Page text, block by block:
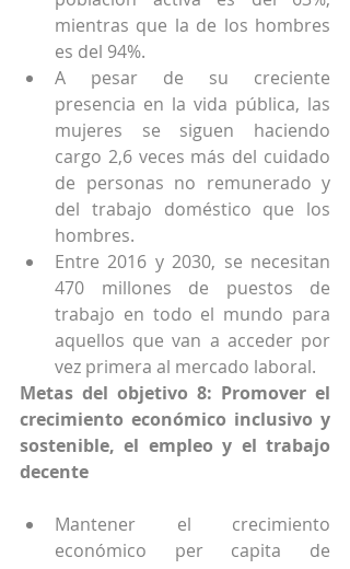
mientras que la de los hombres
es del 94%.
A pesar de su creciente
presencia en la vida pública, las
mujeres se siguen haciendo
cargo 2,6 veces más del cuidado
de personas no remunerado y
del trabajo doméstico que los
hombres.
Entre 2016 y 2030, se necesitan
470 millones de puestos de
trabajo en todo el mundo para
aquellos que van a acceder por
vez primera al mercado laboral.
Metas del objetivo 8: Promover el
crecimiento económico inclusivo y
sostenible, el empleo y el trabajo
decente
Mantener el crecimiento
económico per capita de